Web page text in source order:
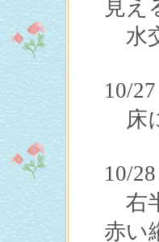
見え
水
10/27
床
10/28
右
赤い